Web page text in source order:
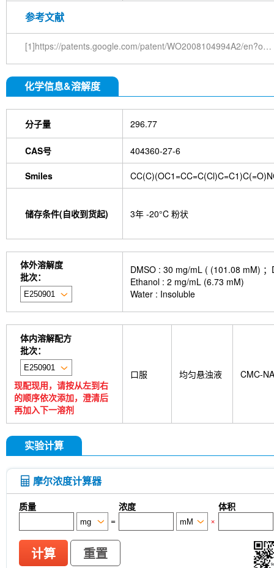
参考文献
[1]https://patents.google.com/patent/WO2008104994A2/en?oq=WO+2008104994+A2
化学信息&溶解度
分子量 296.77
CAS号 404360-27-6
Smiles
储存条件(自收到货起) 3年 -20°C 粉状
体外溶解度
批次：
DMSO : 30 mg/mL ( (101.08 mM)
Ethanol : 2 mg/mL (6.73 mM)
Water : Insoluble
体内溶解配方
批次：
现配现用，请按从左到右
的顺序依次添加，澄清后
再加入下一溶剂
口服 均匀悬浊液 CMC-NA
实验计算
摩尔浓度计算器
质量 浓度
体积
=
×
计算 重置